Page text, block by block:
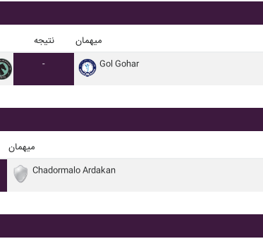
نتیجه میهمان
- Gol Gohar
میهمان
Chadormalo Ardakan